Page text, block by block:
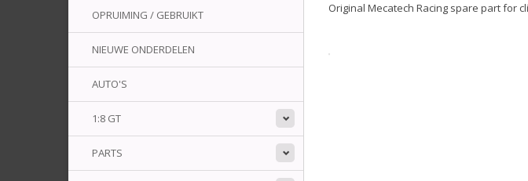
OPRUIMING / GEBRUIKT
NIEUWE ONDERDELEN
AUTO'S
1:8 GT
PARTS
Original Mecatech Racing spare part for